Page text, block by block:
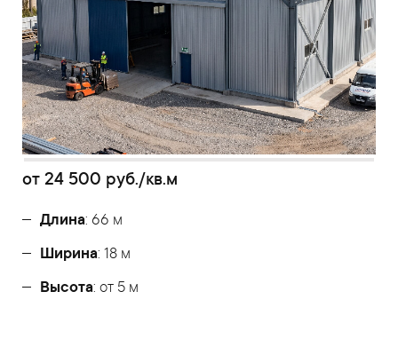
от 24 500 руб./кв.м
Длина: 66 м
Ширина: 18 м
Высота: от 5 м